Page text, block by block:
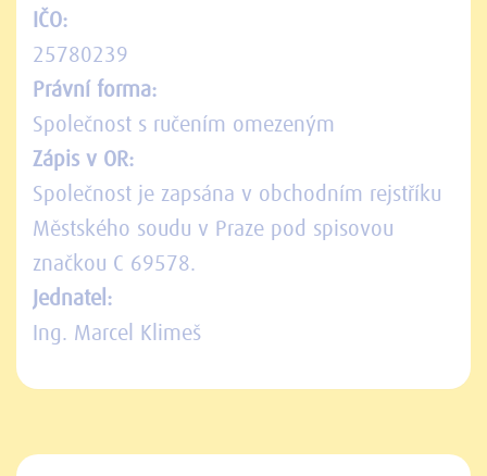
IČO:
25780239
Právní forma:
Společnost s ručením omezeným
Zápis v OR:
Společnost je zapsána v obchodním rejstříku
Městského soudu v Praze pod spisovou
značkou C 69578.
Jednatel:
Ing. Marcel Klimeš